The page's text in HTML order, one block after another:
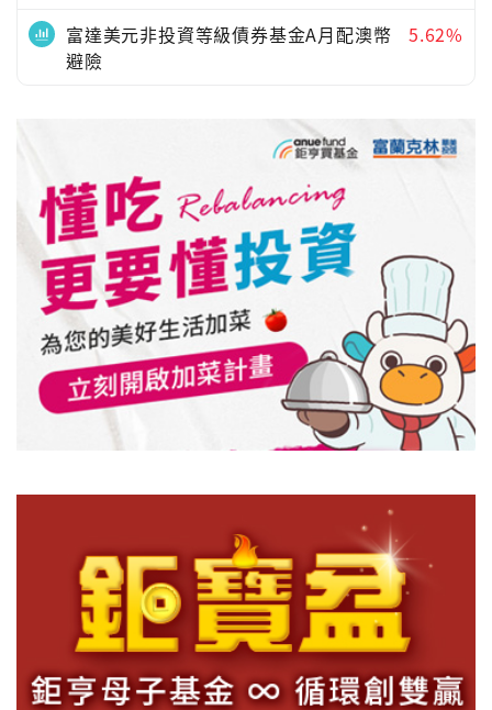
富達美元非投資等級債券基金A月配澳幣
避險
5.62%